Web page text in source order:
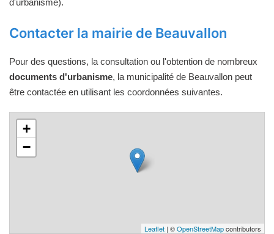
Contacter la mairie de Beauvallon
Pour des questions, la consultation ou l'obtention de nombreux
documents d'urbanisme, la municipalité de Beauvallon peut
être contactée en utilisant les coordonnées suivantes.
+
−
Leaflet | ©OpenStreetMapcontributors